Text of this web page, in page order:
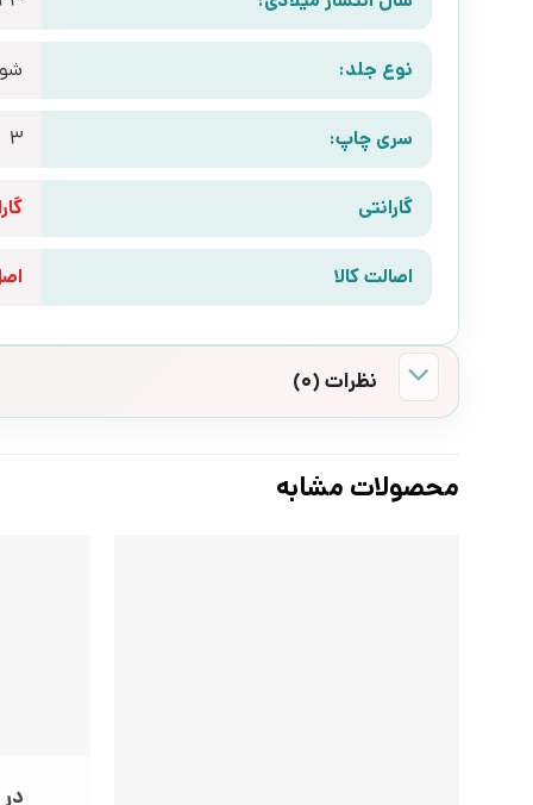
نوع جلد:
سری چاپ: 3
گارانتی گارانتی 10
اصالت کالا
نظرات (0)
محصولات مشابه